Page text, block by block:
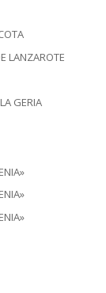
LANZAROTE
GERIA